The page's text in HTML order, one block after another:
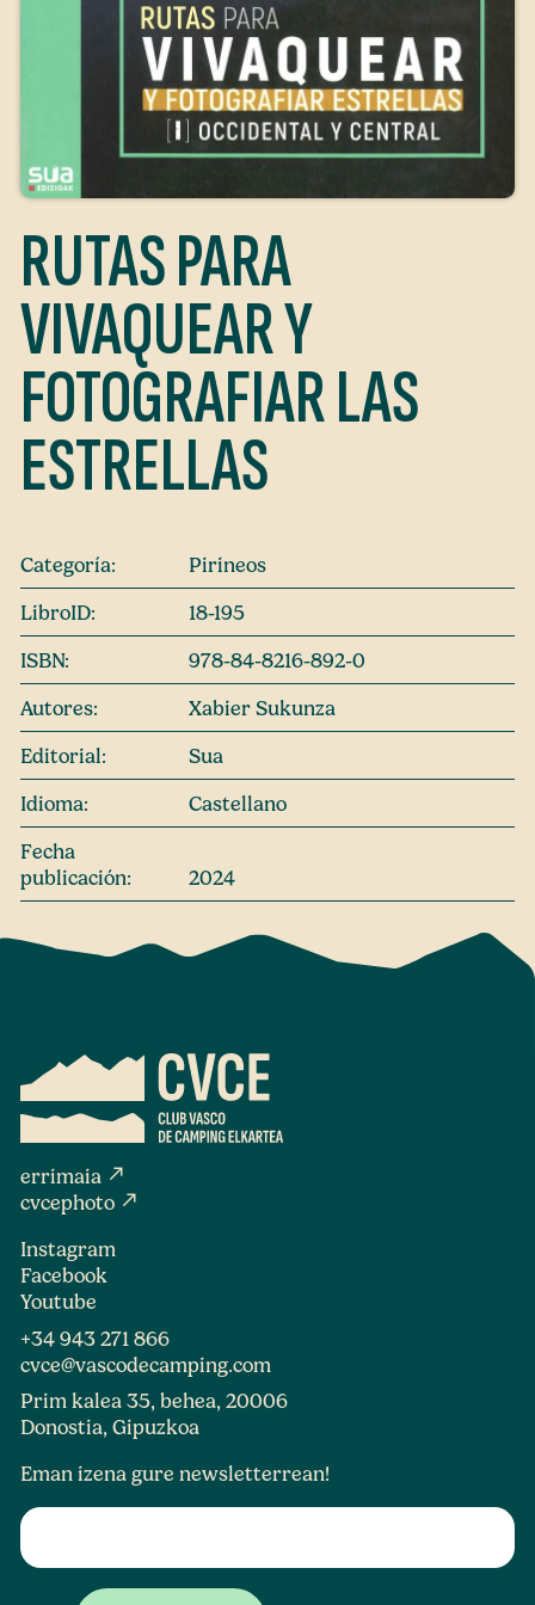
RUTAS PARA
VIVAQUEAR Y
FOTOGRAFIAR LAS
ESTRELLAS
Categoría:
Pirineos
LibroID:
18-195
ISBN:
978-84-8216-892-0
Autores:
Xabier Sukunza
Editorial:
Sua
Idioma:
Castellano
Fecha
publicación:
2024
errimaia north_east
cvcephoto north_east
Instagram
Facebook
Youtube
+34 943 271 866
cvce@vascodecamping.com
Prim kalea 35, behea, 20006
Donostia, Gipuzkoa
Eman izena gure newsletterrean!